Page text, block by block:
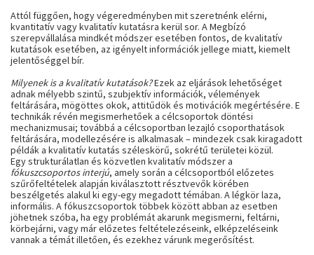
Attól függően, hogy végeredményben mit szeretnénk elérni,
kvantitatív vagy kvalitatív kutatásra kerül sor. A Megbízó
szerepvállalása mindkét módszer esetében fontos, de kvalitatív
kutatások esetében, az igényelt információk jellege miatt, kiemelt
jelentőséggel bír.
Milyenek is a kvalitatív kutatások?Ezek az eljárások lehetőséget
adnak mélyebb szintű, szubjektív információk, vélemények
feltárására, mögöttes okok, attitűdök és motivációk megértésére. E
technikák révén megismerhetőek a célcsoportok döntési
mechanizmusai; továbbá a célcsoportban lezajló csoporthatások
feltárására, modellezésére is alkalmasak – mindezek csak kiragadott
példák a kvalitatív kutatás széleskörű, sokrétű területei közül.
Egy strukturálatlan és közvetlen kvalitatív módszer a
fókuszcsoportos interjú, amely során a célcsoportból előzetes
szűrőfeltételek alapján kiválasztott résztvevők körében
beszélgetés alakul ki egy-egy megadott témában. A légkör laza,
informális. A fókuszcsoportok többek között abban az esetben
jöhetnek szóba, ha egy problémát akarunk megismerni, feltárni,
körbejárni, vagy már előzetes feltételezéseink, elképzeléseink
vannak a témát illetően, és ezekhez várunk megerősítést.